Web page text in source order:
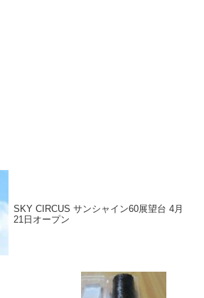
SKY CIRCUS サンシャイン60展望台 4月
21日オープン